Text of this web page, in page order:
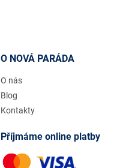
O NOVÁ PARÁDA
O nás
Blog
Kontakty
Příjmáme online platby